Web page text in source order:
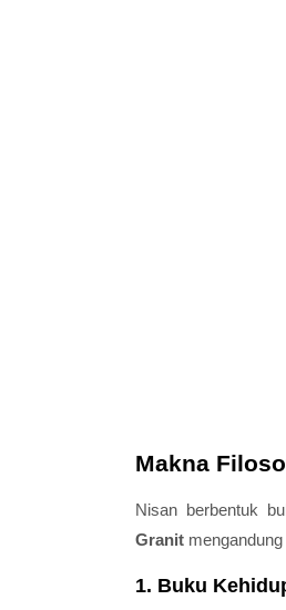
Makna
Nisan berbentuk
Granit
1. Buku